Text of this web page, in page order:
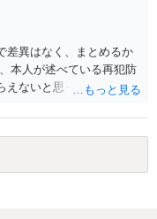
差異はなく、まとめるか
本人が述べている再犯防
えないと思った方が良い
る再犯防止策（例えば保
な就労・監督状況） ・監
実現可能性があるもので
執行猶予が狙える事案で